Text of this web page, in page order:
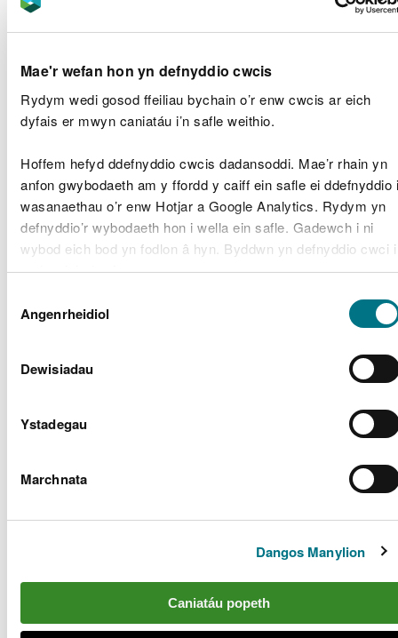
Mae'r wefan hon yn defnyddio cwcis
Rydym wedi gosod ffeiliau bychain o’r enw cwcis ar eich
dyfais er mwyn caniatáu i’n safle weithio.
Hoffem hefyd ddefnyddio cwcis dadansoddi. Mae’r rhain yn
anfon gwybodaeth am y ffordd y caiff ein safle ei ddefnyddio i
wasanaethau o’r enw Hotjar a Google Analytics. Rydym yn
defnyddio’r wybodaeth hon i wella ein safle. Gadewch i ni
wybod eich bod yn fodlon â hyn. Byddwn yn defnyddio cwci i
gadw eich dewis.
Gellirdarllen mwy am ein cwcis
Caniatâd
Angenrheidiol
Dewisiadau
Ystadegau
Marchnata
Dangos Manylion
Caniatáu popeth
Grid
Electricity
Transmission
plc
Ger
Penrhyndeudraeth
CML2012
National
Grid
Electricity
Transmission
plc
Ger
Penrhyndeudraeth
Band 3
Band 2
CML2010 Dwr Cymru Band 1
Ceisiadau trwyddedau
Lleoliad y
o
CML2003
Network Rail Trestlau pren
2